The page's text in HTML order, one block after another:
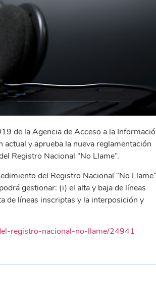
de la Agencia de Acceso a la
actual y aprueba la nueva reglamentación
Registro Nacional “No Llame”.
del Registro Nacional “No Llame”
gestionar: (i) el alta y baja de líneas
de líneas inscriptas y la interposición y
registro-nacional-no-llame/24941